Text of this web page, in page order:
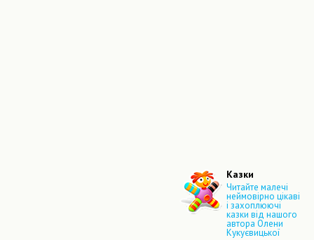
Казки
Читайте малечі
неймовірно цікаві
і захоплюючі
казки від нашого
автора Олени
Кукуєвицької